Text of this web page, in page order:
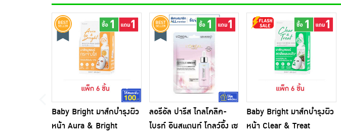
Baby Bright มาส์กบำรุงผิว
หน้า Aura & Bright
ลอรีอัล ปารีส ไกลโคลิค-
ไบรท์ อินสแตนท์ โกลว์อิ้ง เซ
Baby Bright มาส์กบำรุงผิว
หน้า Clear & Treat